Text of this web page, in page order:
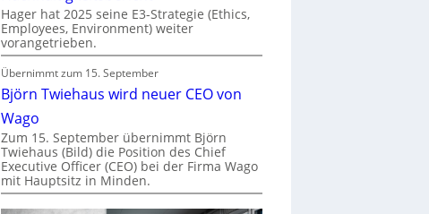
Hager hat 2025 seine E3-Strategie (Ethics,
Employees, Environment) weiter
vorangetrieben.
Übernimmt zum 15. September
Björn Twiehaus wird neuer CEO von
Wago
Zum 15. September übernimmt Björn
Twiehaus (Bild) die Position des Chief
Executive Officer (CEO) bei der Firma Wago
mit Hauptsitz in Minden.